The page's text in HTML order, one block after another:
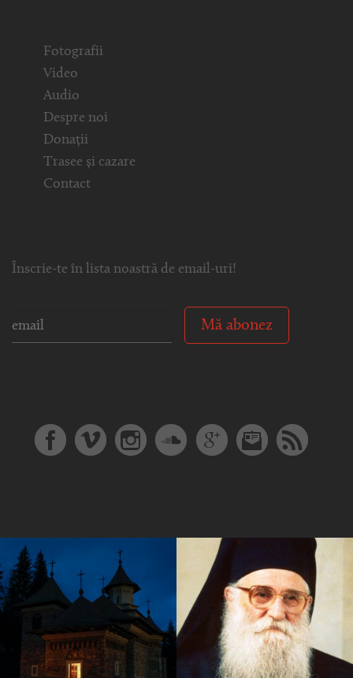
Fotografii
Video
Audio
Despre noi
Donații
Trasee și cazare
Contact
Înscrie-te în lista noastră de email-uri!
Mă abonez